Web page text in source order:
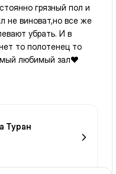
грязный пол и
не виноват,но все же
убрать. И в
то полотенец то
любимый зал♥️
Туран